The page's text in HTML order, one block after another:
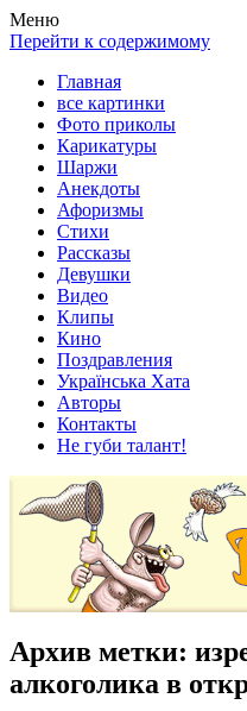
Весела хата — прикольные
клипы!
Покажем всем ваши фото
рассказы, видео и песни!
Меню
Перейти к содержимому
Главная
все картинки
Фото приколы
Карикатуры
Шаржи
Анекдоты
Афоризмы
Стихи
Рассказы
Девушки
Видео
Клипы
Кино
Поздравления
Українська Хата
Авторы
Контакты
Не губи талант!
Архив метки:
алкоголика в